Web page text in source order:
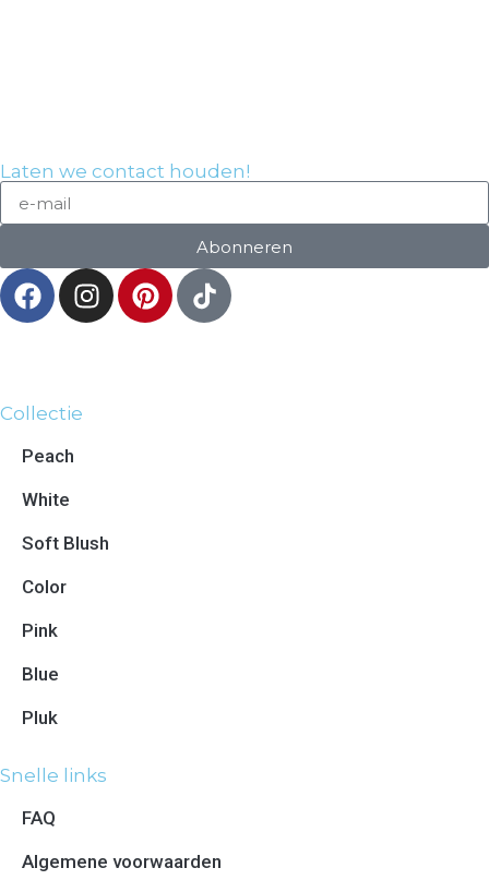
Laten we contact houden!
Abonneren
Collectie
Peach
White
Soft Blush
Color
Pink
Blue
Pluk
Snelle links
FAQ
Algemene voorwaarden